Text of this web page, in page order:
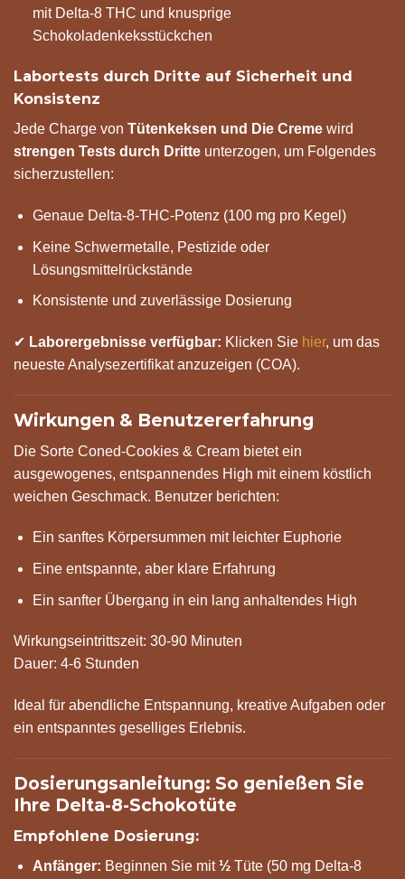
mit Delta-8 THC und knusprige
Schokoladenkeksstückchen
Labortests durch Dritte auf Sicherheit und
Konsistenz
Jede Charge von Tütenkeksen und Die Creme wird
strengen Tests durch Dritte unterzogen, um Folgendes
sicherzustellen:
Genaue Delta-8-THC-Potenz (100 mg pro Kegel)
Keine Schwermetalle, Pestizide oder
Lösungsmittelrückstände
Konsistente und zuverlässige Dosierung
✔ Laborergebnisse verfügbar: Klicken Sie hier, um das
neueste Analysezertifikat anzuzeigen (COA).
Wirkungen & Benutzererfahrung
Die Sorte Coned-Cookies & Cream bietet ein
ausgewogenes, entspannendes High mit einem köstlich
weichen Geschmack. Benutzer berichten:
Ein sanftes Körpersummen mit leichter Euphorie
Eine entspannte, aber klare Erfahrung
Ein sanfter Übergang in ein lang anhaltendes High
Wirkungseintrittszeit: 30-90 Minuten
Dauer: 4-6 Stunden
Ideal für abendliche Entspannung, kreative Aufgaben oder
ein entspanntes geselliges Erlebnis.
Dosierungsanleitung: So genießen Sie
Ihre Delta-8-Schokotüte
Empfohlene Dosierung:
Anfänger: Beginnen Sie mit½ Tüte (50 mg Delta-8